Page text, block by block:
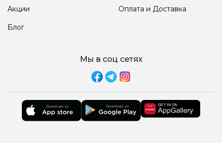
Акции
Блог
Оплата и Доставка
Мы в соц сетях